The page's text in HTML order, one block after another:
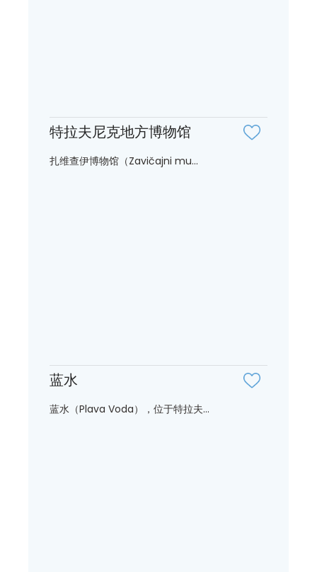
特拉夫尼克地方博物馆
扎维查伊博物馆（Zavičajni mu...
蓝水
蓝水（Plava Voda），位于特拉夫...